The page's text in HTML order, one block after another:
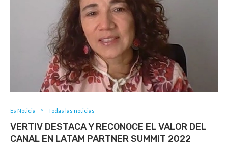
Es Noticia Todas las noticias
VERTIV DESTACA Y RECONOCE EL VALOR DEL
CANAL EN LATAM PARTNER SUMMIT 2022